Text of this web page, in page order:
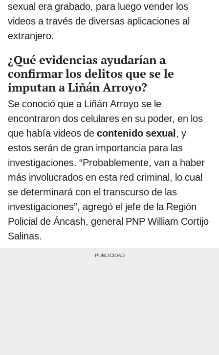
sexual era grabado, para luego vender los
videos a través de diversas aplicaciones al
extranjero.
¿Qué evidencias ayudarían a
confirmar los delitos que se le
imputan a Liñán Arroyo?
Se conoció que a Liñán Arroyo se le
encontraron dos celulares en su poder, en los
que había videos de contenido sexual, y
estos serán de gran importancia para las
investigaciones. “Probablemente, van a haber
más involucrados en esta red criminal, lo cual
se determinará con el transcurso de las
investigaciones”, agregó el jefe de la Región
Policial de Áncash, general PNP William Cortijo
Salinas.